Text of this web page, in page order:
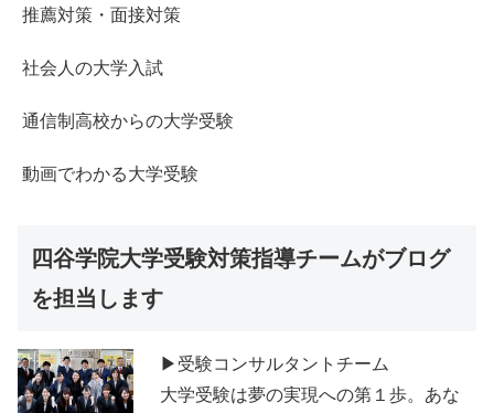
推薦対策・面接対策
社会人の大学入試
通信制高校からの大学受験
動画でわかる大学受験
四谷学院大学受験対策指導チームがブログ
を担当します
▶受験コンサルタントチーム
大学受験は夢の実現への第１歩。あな